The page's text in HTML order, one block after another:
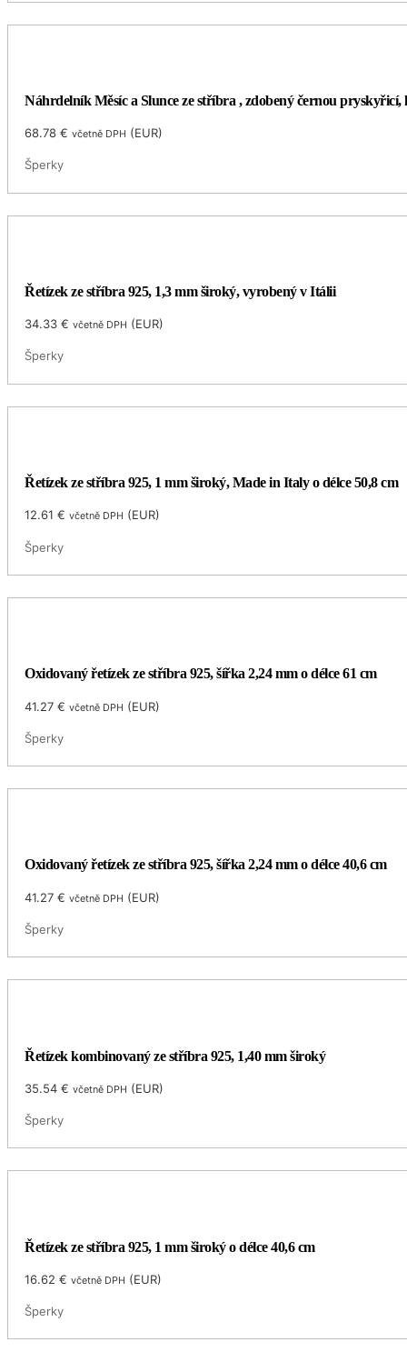
Náhrdelník Měsíc a Slunce ze stříbra , zdobený černou
68.78€ včetně DPH (EUR)
Šperky
Řetízek ze stříbra 925, 1,3 mm široký, vyrobený v Itálii
34.33€ včetně DPH (EUR)
Šperky
Řetízek ze stříbra 925, 1 mm široký, Made in Italy o délce 50,8 cm
12.61€ včetně DPH (EUR)
Šperky
Oxidovaný řetízek ze stříbra 925, šířka 2,24 mm o délce 61 cm
41.27€ včetně DPH (EUR)
Šperky
Oxidovaný řetízek ze stříbra 925, šířka 2,24 mm o délce 40,6 cm
41.27€ včetně DPH (EUR)
Šperky
Řetízek kombinovaný ze stříbra 925, 1,40 mm široký
35.54€ včetně DPH (EUR)
Šperky
Řetízek ze stříbra 925, 1 mm široký o délce 40,6 cm
16.62€ včetně DPH (EUR)
Šperky